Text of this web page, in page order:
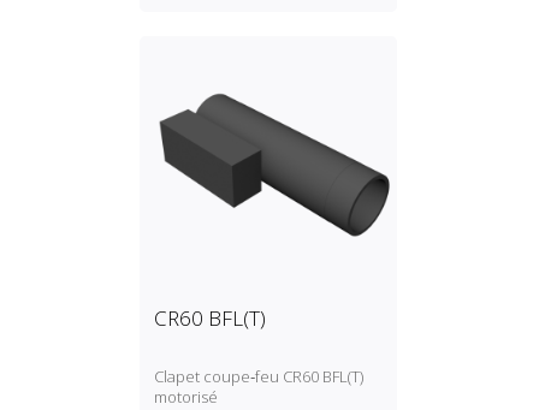
CR60 BFL(T)
Clapet coupe‑feu CR60 BFL(T)
motorisé